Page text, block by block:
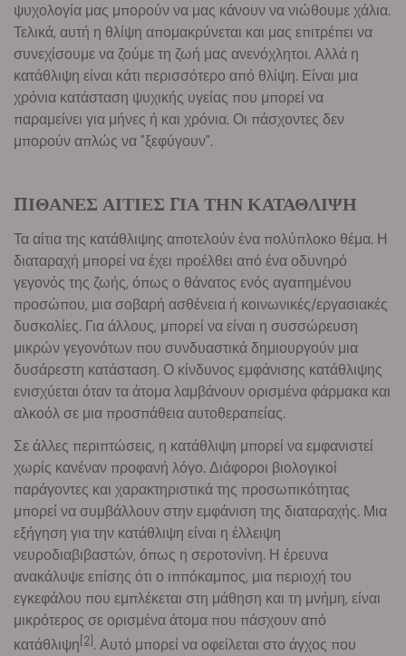
ψυχολογία μας μπορούν να μας κάνουν να νιώθουμε χάλια.
Τελικά, αυτή η θλίψη απομακρύνεται και μας επιτρέπει να
συνεχίσουμε να ζούμε τη ζωή μας ανενόχλητοι. Αλλά η
κατάθλιψη είναι κάτι περισσότερο από θλίψη. Είναι μια
χρόνια κατάσταση ψυχικής υγείας που μπορεί να
παραμείνει για μήνες ή και χρόνια. Οι πάσχοντες δεν
μπορούν απλώς να "ξεφύγουν".
ΠΙΘΑΝΕΣ ΑΙΤΙΕΣ ΓΙΑ ΤΗΝ ΚΑΤΑΘΛΙΨΗ
Τα αίτια της κατάθλιψης αποτελούν ένα πολύπλοκο θέμα. Η
διαταραχή μπορεί να έχει προέλθει από ένα οδυνηρό
γεγονός της ζωής, όπως ο θάνατος ενός αγαπημένου
προσώπου, μια σοβαρή ασθένεια ή κοινωνικές/εργασιακές
δυσκολίες. Για άλλους, μπορεί να είναι η συσσώρευση
μικρών γεγονότων που συνδυαστικά δημιουργούν μια
δυσάρεστη κατάσταση. Ο κίνδυνος εμφάνισης κατάθλιψης
ενισχύεται όταν τα άτομα λαμβάνουν ορισμένα φάρμακα και
αλκοόλ σε μια προσπάθεια αυτοθεραπείας.
Σε άλλες περιπτώσεις, η κατάθλιψη μπορεί να εμφανιστεί
χωρίς κανέναν προφανή λόγο. Διάφοροι βιολογικοί
παράγοντες και χαρακτηριστικά της προσωπικότητας
μπορεί να συμβάλλουν στην εμφάνιση της διαταραχής. Μια
εξήγηση για την κατάθλιψη είναι η έλλειψη
νευροδιαβιβαστών, όπως η σεροτονίνη. Η έρευνα
ανακάλυψε επίσης ότι ο ιππόκαμπος, μια περιοχή του
εγκεφάλου που εμπλέκεται στη μάθηση και τη μνήμη, είναι
μικρότερος σε ορισμένα άτομα που πάσχουν από
κατάθλιψη[2]. Αυτό μπορεί να οφείλεται στο άγχος που